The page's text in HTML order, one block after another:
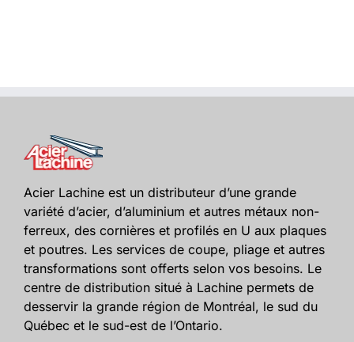
Acier Lachine est un distributeur d’une grande
variété d’acier, d’aluminium et autres métaux non-
ferreux, des cornières et profilés en U aux plaques
et poutres. Les services de coupe, pliage et autres
transformations sont offerts selon vos besoins. Le
centre de distribution situé à Lachine permets de
desservir la grande région de Montréal, le sud du
Québec et le sud-est de l’Ontario.